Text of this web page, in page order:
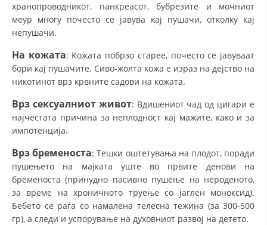
хранопроводникот, панкреасот, бубрезите и мочниот
меур многу почесто се јавува кај пушачи, отколку кај
непушачи.
На кожата: Кожата побрзо старее, почесто се јавуваат
бори кај пушачите. Сиво-жолта кожа е израз на дејство на
никотинот врз крвните садови на кожата.
Врз сексуалниот живот: Вдишениот чад од цигари е
најчестата причина за неплодност кај мажите, како и за
импотенција.
Врз бременоста: Тешки оштетувања на плодот, поради
пушењето на мајката уште во првите денови на
бременоста (принудно пасивно пушење на нероденото,
за време на хроничното труење со јаглен моноксид).
Бебето се раѓа со намалена телесна тежина (за 300-500
гр), а следи и успорување на духовниот развој на детето.